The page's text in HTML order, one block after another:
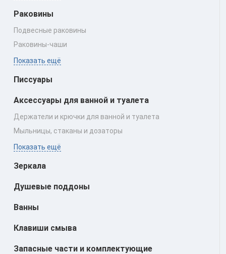
Раковины
Подвесные раковины
Раковины‑чаши
Показать ещё
Писсуары
Аксессуары для ванной и туалета
Держатели и крючки для ванной и туалета
Мыльницы, стаканы и дозаторы
Показать ещё
Зеркала
Душевые поддоны
Ванны
Клавиши смыва
Запасные части и комплектующие